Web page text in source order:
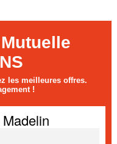
les meilleures offres.
!